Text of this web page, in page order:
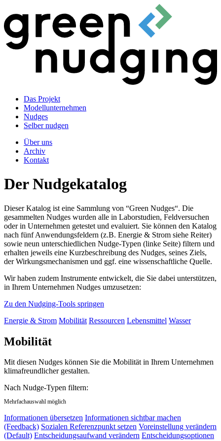
Das Projekt
Modellunternehmen
Nudges
Selber nudgen
Über uns
Archiv
Kontakt
Der Nudgekatalog
Dieser Katalog ist eine Sammlung von “Green Nudges“. Die
gesammelten Nudges wurden alle in Laborstudien, Feldversuchen
oder in Unternehmen getestet und evaluiert. Sie können den Katalog
nach fünf Anwendungsfeldern (z.B. Energie & Strom siehe Reiter)
sowie neun unterschiedlichen Nudge-Typen (linke Seite) filtern und
erhalten jeweils eine Kurzbeschreibung des Nudges, seines Ziels,
der Wirkungsmechanismen und ggf. eine wissenschaftliche Quelle.
Wir haben zudem Instrumente entwickelt, die Sie dabei unterstützen,
in Ihrem Unternehmen Nudges umzusetzen:
Zu den Nudging-Tools springen
Energie & Strom Mobilität Ressourcen Lebensmittel Wasser
Mobilität
Mit diesen Nudges können Sie die Mobilität in Ihrem Unternehmen
klimafreundlicher gestalten.
Nach Nudge-Typen filtern:
Mehrfachauswahl möglich
Informationen übersetzen Informationen sichtbar machen
(Feedback) Sozialen Referenzpunkt setzen Voreinstellung verändern
(Default) Entscheidungsaufwand verändern Entscheidungsoptionen